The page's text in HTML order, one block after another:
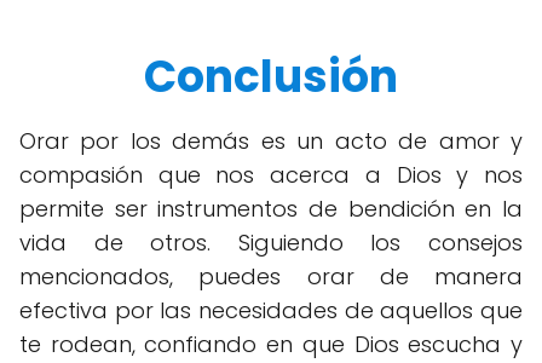
Conclusión
Orar por los demás es un acto de amor y
compasión que nos acerca a Dios y nos
permite ser instrumentos de bendición en la
vida de otros. Siguiendo los consejos
mencionados, puedes orar de manera
efectiva por las necesidades de aquellos que
te rodean, confiando en que Dios escucha y